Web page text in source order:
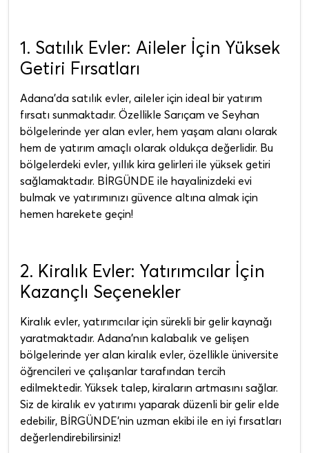
1. Satılık Evler: Aileler İçin Yüksek
Getiri Fırsatları
Adana'da satılık evler, aileler için ideal bir yatırım
fırsatı sunmaktadır. Özellikle Sarıçam ve Seyhan
bölgelerinde yer alan evler, hem yaşam alanı olarak
hem de yatırım amaçlı olarak oldukça değerlidir. Bu
bölgelerdeki evler, yıllık kira gelirleri ile yüksek getiri
sağlamaktadır. BİRGÜNDE ile hayalinizdeki evi
bulmak ve yatırımınızı güvence altına almak için
hemen harekete geçin!
2. Kiralık Evler: Yatırımcılar İçin
Kazançlı Seçenekler
Kiralık evler, yatırımcılar için sürekli bir gelir kaynağı
yaratmaktadır. Adana'nın kalabalık ve gelişen
bölgelerinde yer alan kiralık evler, özellikle üniversite
öğrencileri ve çalışanlar tarafından tercih
edilmektedir. Yüksek talep, kiraların artmasını sağlar.
Siz de kiralık ev yatırımı yaparak düzenli bir gelir elde
edebilir, BİRGÜNDE'nin uzman ekibi ile en iyi fırsatları
değerlendirebilirsiniz!